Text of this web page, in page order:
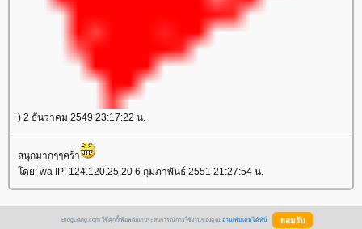
) 2 ธันวาคม 2549 23:17:22 น.
สนุกมากๆๆคร้า
ดย: wa IP: 124.120.25.20 6 กุมภาพันธ์ 2551 21:27:54 น.
BlogGang.com ใช้คุกกี้เพื่อพัฒนาประสบการณ์การใช้งานของคุณ อ่านเพิ่มเติมได้ที่นี่